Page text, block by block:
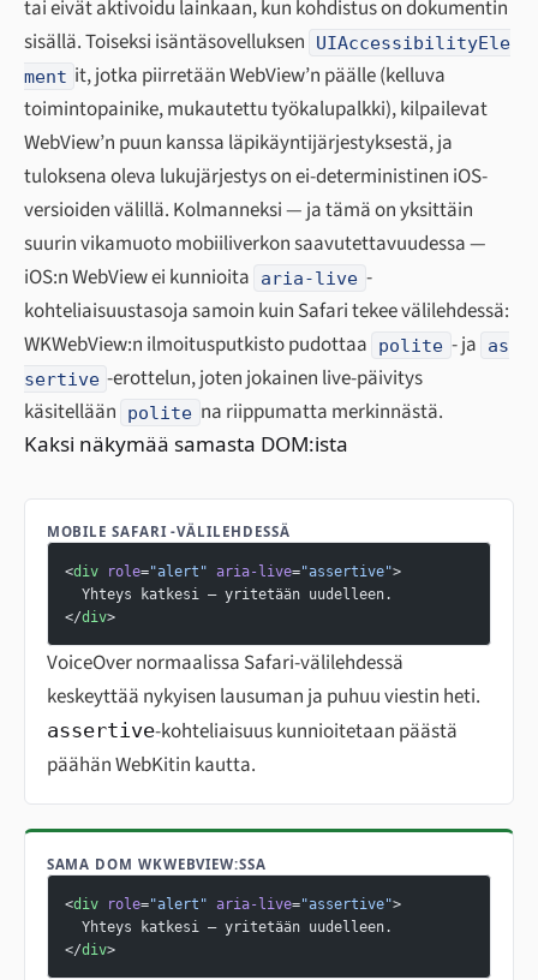
tai eivät aktivoidu lainkaan, kun kohdistus on dokumentin
sisällä. Toiseksi isäntäsovelluksen
UIAccessibilityEle
ment it, jotka piirretään WebView’n päälle (kelluva
toimintopainike, mukautettu työkalupalkki), kilpailevat
WebView’n puun kanssa läpikäyntijärjestyksestä, ja
tuloksena oleva lukujärjestys on ei-deterministinen iOS-
versioiden välillä. Kolmanneksi — ja tämä on yksittäin
suurin vikamuoto mobiiliverkon saavutettavuudessa —
iOS:n WebView ei kunnioita
aria-live -
kohteliaisuustasoja samoin kuin Safari tekee välilehdessä:
WKWebView:n ilmoitusputkisto pudottaa
polite - ja
as
sertive -erottelun, joten jokainen live-päivitys
käsitellään
polite na riippumatta merkinnästä.
Kaksi näkymää samasta DOM:ista
MOBILE SAFARI -VÄLILEHDESSÄ
<div role="alert" aria-live="assertive">
  Yhteys katkesi — yritetään uudelleen.
</div>
VoiceOver normaalissa Safari-välilehdessä
keskeyttää nykyisen lausuman ja puhuu viestin heti.
assertive-kohteliaisuus kunnioitetaan päästä
päähän WebKitin kautta.
SAMA DOM WKWEBVIEW:SSA
<div role="alert" aria-live="assertive">
  Yhteys katkesi — yritetään uudelleen.
</div>